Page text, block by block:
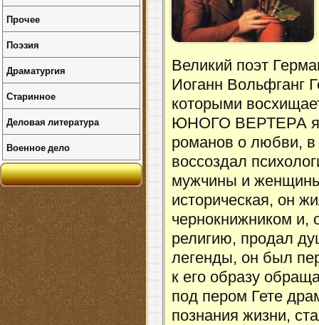
Великий поэт
Иоганн Вольфганг
которыми
ЮНОГО ВЕРТЕРА
романов о любви, в
воссоздал
мужчины и
историческая, он
чернокнижником и,
религию, продал
легенды, он был
к его образу
под пером Гете
познания жизни,
Прочее
Поэзия
Драматургия
Старинное
Деловая литература
Военное дело